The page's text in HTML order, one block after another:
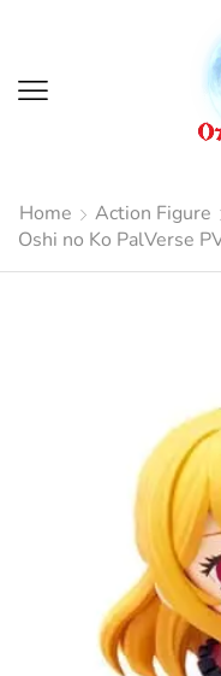
Home
Action Figure
Oshi no Ko PalVerse